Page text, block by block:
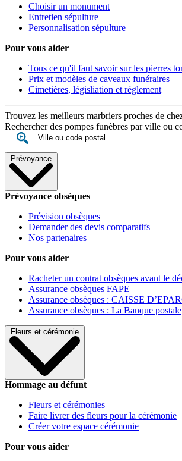
Choisir un monument
Entretien sépulture
Personnalisation sépulture
Pour vous aider
Tous ce qu'il faut savoir sur les pierres
Prix et modèles de caveaux funéraires
Cimetières, législiation et réglement
Trouvez les meilleurs marbriers proches de
Rechercher des pompes funèbres par ville ou
Prévoyance
Prévoyance obsèques
Prévision obsèques
Demander des devis comparatifs
Nos partenaires
Pour vous aider
Racheter un contrat obsèques avant le
Assurance obsèques FAPE
Assurance obsèques : CAISSE
Assurance obsèques : La Banque postale
Fleurs et cérémonie
Hommage au défunt
Fleurs et cérémonies
Faire livrer des fleurs pour la cérémonie
Créer votre espace cérémonie
Pour vous aider